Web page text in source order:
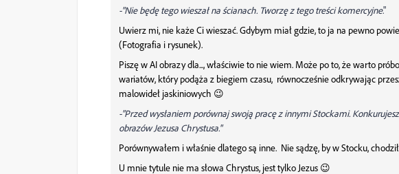
-"Nie będę tego wieszał na ścianach. Tworzę z tego treści komercyjne."
Uwierz mi, nie każe Ci wieszać. Gdybym miał gdzie, to ja na pewno
(Fotografia i rysunek).
Piszę w AI obrazy dla..., właściwie to nie wiem. Może po to, że warto
wariatów, który podąża z biegiem czasu, równocześnie odkrywając
malowideł jaskiniowych 😉
-"Przed wysłaniem porównaj swoją pracę z innymi Stockami.
obrazów Jezusa Chrystusa."
Porównywałem i właśnie dlatego są inne. Nie sądzę, by w Stocku,
U mnie tytule nie ma słowa Chrystus, jest tylko Jezus 😉